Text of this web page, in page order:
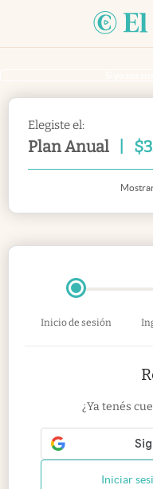
Elegiste el:
Plan Anual $
Inicio de sesión
¿Ya tenés
Iniciar